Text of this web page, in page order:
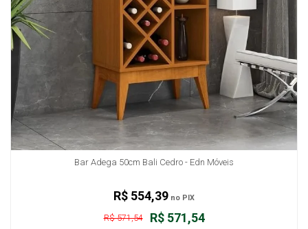
Bar Adega 50cm Bali Cedro - Edn Móveis
R$ 571,54
R$ 571,54
R$ 554,39 no PIX